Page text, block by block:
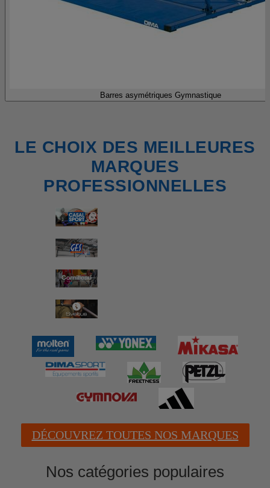
Barres asymétriques Gymnastique
LE CHOIX DES MEILLEURES
MARQUES
PROFESSIONNELLES
DÉCOUVREZ TOUTES NOS MARQUES
Nos catégories populaires